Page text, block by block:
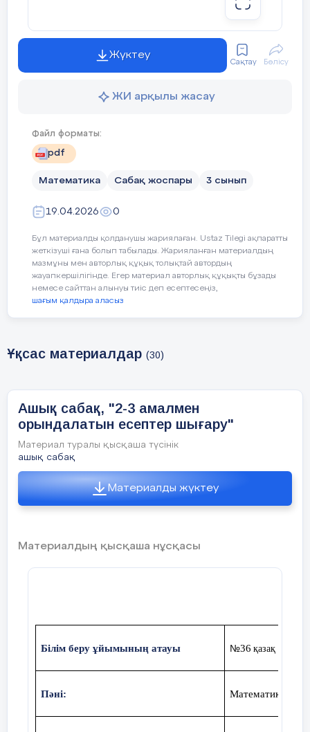
Жүктеу
Сақтау Бөлісу
ЖИ арқылы жасау
Файл форматы:
pdf
Математика Сабақ жоспары 3 сынып
19.04.2026 0
Бұл материалды қолданушы жариялаған. Ustaz Tilegi ақпаратты
жеткізуші ғана болып табылады. Жарияланған материалдың
мазмұны мен авторлық құқық толықтай автордың
жауапкершілігінде. Егер материал авторлық құқықты бұзады
немесе сайттан алынуы тиіс деп есептесеңіз,
шағым қалдыра аласыз
Ұқсас материалдар (30)
Ашық сабақ, "2-3 амалмен
орындалатын есептер шығару"
Материал туралы қысқаша түсінік
ашық сабақ
Материалды жүктеу
Материалдың қысқаша нұсқасы
Білім беру ұйымының атауы №36 қазақ орта
Пәні: Математика